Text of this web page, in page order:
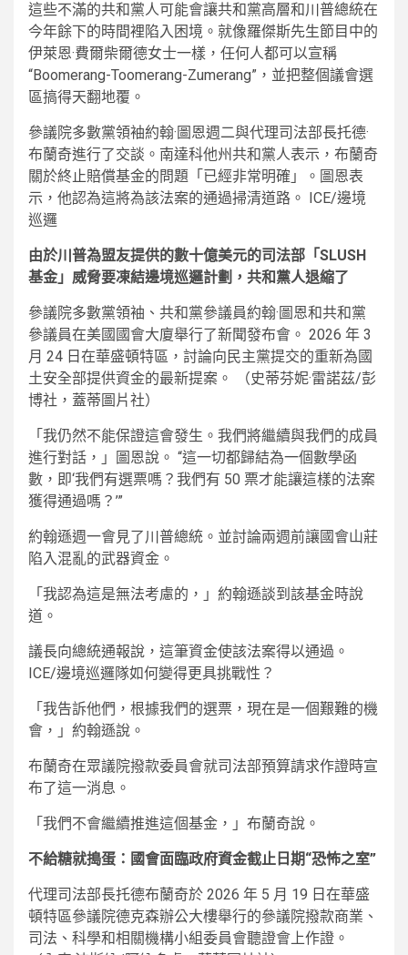
這些不滿的共和黨人可能會讓共和黨高層和川普總統在
今年餘下的時間裡陷入困境。就像羅傑斯先生節目中的
伊萊恩·費爾柴爾德女士一樣，任何人都可以宣稱
“Boomerang-Toomerang-Zumerang”，並把整個議會選
區搞得天翻地覆。
參議院多數黨領袖約翰·圖恩週二與代理司法部長托德·
布蘭奇進行了交談。南達科他州共和黨人表示，布蘭奇
關於終止賠償基金​​的問題「已經非常明確」。圖恩表
示，他認為這將為該法案的通過掃清道路。 ICE/邊境
巡邏
由於川普為盟友提供的數十億美元的司法部「SLUSH
基金」威脅要凍結邊境巡邏計劃，共和黨人退縮了
參議院多數黨領袖、共和黨參議員約翰·圖恩和共和黨
參議員在美國國會大廈舉行了新聞發布會。 2026 年 3
月 24 日在華盛頓特區，討論向民主黨提交的重新為國
土安全部提供資金的最新提案。
（史蒂芬妮·雷諾茲/彭
博社，蓋蒂圖片社）
「我仍然不能保證這會發生。我們將繼續與我們的成員
進行對話，」圖恩說。 “這一切都歸結為一個數學函
數，即‘我們有選票嗎？我們有 50 票才能讓這樣的法案
獲得通過嗎？’”
約翰遜週一會見了川普總統。並討論兩週前讓國會山莊
陷入混亂的武器資金。
「我認為這是無法考慮的，」約翰遜談到該基金時說
道。
議長向總統通報說，這筆資金使該法案得以通過。
ICE/邊境巡邏隊如何變得更具挑戰性？
「我告訴他們，根據我們的選票，現在是一個艱難的機
會，」約翰遜說。
布蘭奇在眾議院撥款委員會就司法部預算請求作證時宣
布了這一消息。
「我們不會繼續推進這個基金，」布蘭奇說。
不給糖就搗蛋：國會面臨政府資金截止日期“恐怖之室”
代理司法部長托德布蘭奇於 2026 年 5 月 19 日在華盛
頓特區參議院德克森辦公大樓舉行的參議院撥款商業、
司法、科學和相關機構小組委員會聽證會上作證。